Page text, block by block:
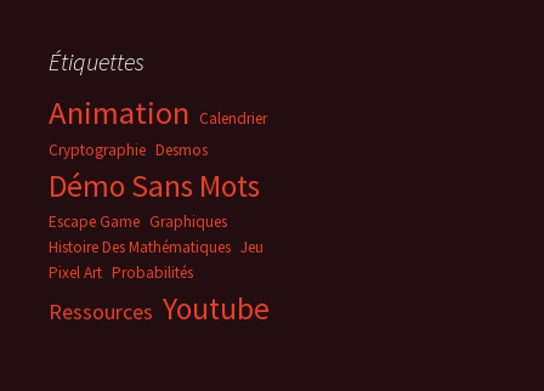
Étiquettes
Animation Calendrier
Cryptographie Desmos
Démo Sans Mots
Escape Game Graphiques
Histoire Des Mathématiques Jeu
Pixel Art Probabilités
Ressources Youtube